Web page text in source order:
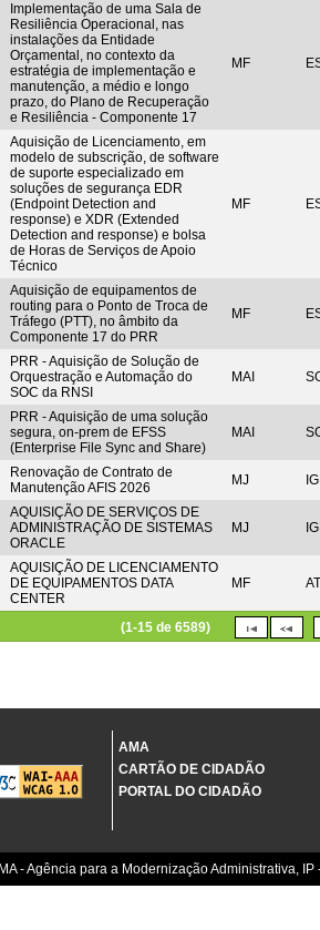
Implementação de uma Sala de
Resiliência Operacional, nas
instalações da Entidade
Orçamental, no contexto da
estratégia de implementação e
manutenção, a médio e longo
prazo, do Plano de Recuperação
e Resiliência - Componente 17
MF
Aquisição de Licenciamento, em
modelo de subscrição, de software
de suporte especializado em
soluções de segurança EDR
(Endpoint Detection and
response) e XDR (Extended
Detection and response) e bolsa
de Horas de Serviços de Apoio
Técnico
MF
Aquisição de equipamentos de
routing para o Ponto de Troca de
Tráfego (PTT), no âmbito da
Componente 17 do PRR
MF
PRR - Aquisição de Solução de
Orquestração e Automação do
SOC da RNSI
MAI
PRR - Aquisição de uma solução
segura, on-prem de EFSS
(Enterprise File Sync and Share)
MAI
Renovação de Contrato de
Manutenção AFIS 2026
MJ
AQUISIÇÃO DE SERVIÇOS DE
ADMINISTRAÇÃO DE SISTEMAS
ORACLE
MJ
AQUISIÇÃO DE LICENCIAMENTO
DE EQUIPAMENTOS DATA
CENTER
MF AT
(1-15 de 6589)
AMA
CARTÃO DE CIDADÃO
PORTAL DO CIDADÃO
- Agência para a Modernização Administrativa,